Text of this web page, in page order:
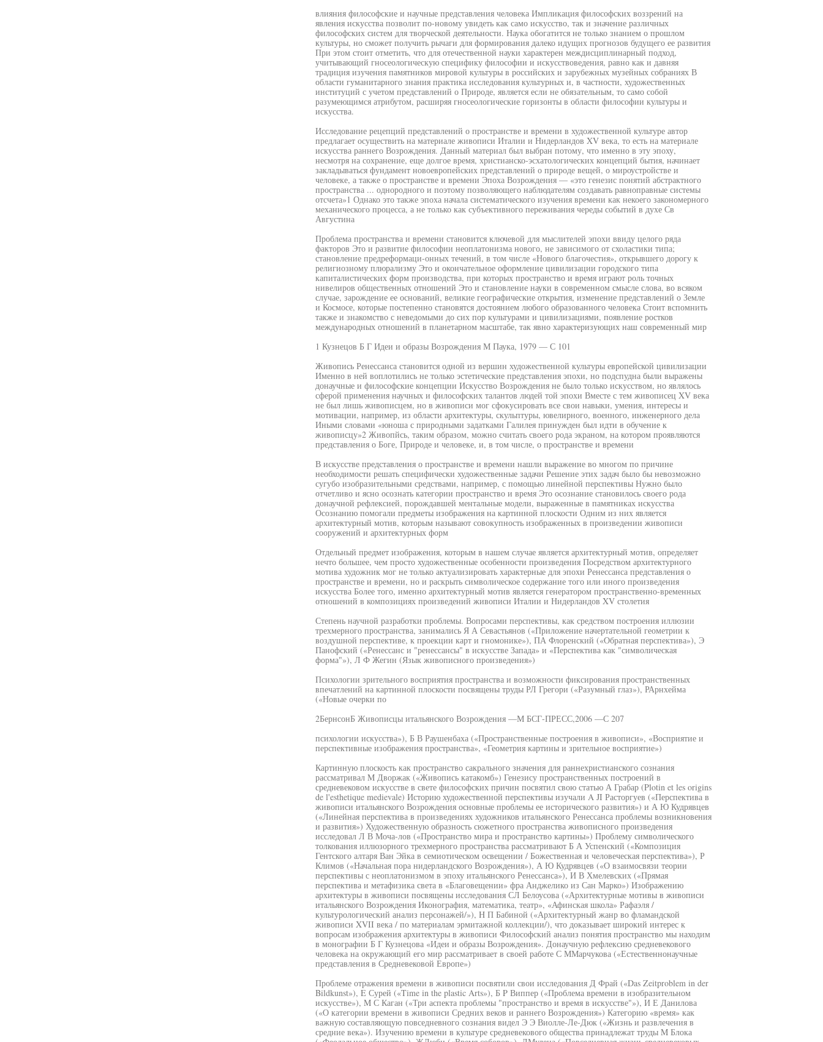
влияния философские и научные представления человека Импликация философских воззрений на
явления искусства позволит по-новому увидеть как само искусство, так и значение различных
философских систем для творческой деятельности. Наука обогатится не только знанием о прошлом
культуры, но сможет получить рычаги для формирования далеко идущих прогнозов будущего ее развития
При этом стоит отметить, что для отечественной науки характерен междисциплинарный подход,
учитывающий гносеологическую специфику философии и искусствоведения, равно как и давняя
традиция изучения памятников мировой культуры в российских и зарубежных музейных собраниях В
области гуманитарного знания практика исследования культурных и, в частности, художественных
институций с учетом представлений о Природе, является если не обязательным, то само собой
разумеющимся атрибутом, расширяя гносеологические горизонты в области философии культуры и
искусства.
Исследование рецепций представлений о пространстве и времени в художественной культуре автор
предлагает осуществить на материале живописи Италии и Нидерландов XV века, то есть на материале
искусства раннего Возрождения. Данный материал был выбран потому, что именно в эту эпоху,
несмотря на сохранение, еще долгое время, христианско-эсхатологических концепций бытия, начинает
закладываться фундамент новоевропейских представлений о природе вещей, о мироустройстве и
человеке, а также о пространстве и времени Эпоха Возрождения — «это генезис понятий абстрактного
пространства ... однородного и поэтому позволяющего наблюдателям создавать равноправные системы
отсчета»1 Однако это также эпоха начала систематического изучения времени как некоего закономерного
механического процесса, а не только как субъективного переживания череды событий в духе Св
Августина
Проблема пространства и времени становится ключевой для мыслителей эпохи ввиду целого ряда
факторов Это и развитие философии неоплатонизма нового, не зависимого от схоластики типа;
становление предреформаци-онных течений, в том числе «Нового благочестия», открывшего дорогу к
религиозному плюрализму Это и окончательное оформление цивилизации городского типа
капиталистических форм производства, при которых пространство и время играют роль точных
нивелиров общественных отношений Это и становление науки в современном смысле слова, во всяком
случае, зарождение ее оснований, великие географические открытия, изменение представлений о Земле
и Космосе, которые постепенно становятся достоянием любого образованного человека Стоит вспомнить
также и знакомство с неведомыми до сих пор культурами и цивилизациями, появление ростков
международных отношений в планетарном масштабе, так явно характеризующих наш современный мир
1 Кузнецов Б Г Идеи и образы Возрождения М Паука, 1979 — С 101
Живопись Ренессанса становится одной из вершин художественной культуры европейской цивилизации
Именно в ней воплотились не только эстетические представления эпохи, но подспудна были выражены
донаучные и философские концепции Искусство Возрождения не было только искусством, но являлось
сферой применения научных и философских талантов людей той эпохи Вместе с тем живописец XV века
не был лишь живописцем, но в живописи мог сфокусировать все свои навыки, умения, интересы и
мотивации, например, из области архитектуры, скульптуры, ювелирного, военного, инженерного дела
Иными словами «юноша с природными задатками Галилея принужден был идти в обучение к
живописцу»2 Живопйсь, таким образом, можно считать своего рода экраном, на котором проявляются
представления о Боге, Природе и человеке, и, в том числе, о пространстве и времени
В искусстве представления о пространстве и времени нашли выражение во многом по причине
необходимости решать специфически художественные задачи Решение этих задач было бы невозможно
сугубо изобразительными средствами, например, с помощью линейной перспективы Нужно было
отчетливо и ясно осознать категории пространство и время Это осознание становилось своего рода
донаучной рефлексией, порождавшей ментальные модели, выраженные в памятниках искусства
Осознанию помогали предметы изображения на картинной плоскости Одним из них является
архитектурный мотив, которым называют совокупность изображенных в произведении живописи
сооружений и архитектурных форм
Отдельный предмет изображения, которым в нашем случае является архитектурный мотив, определяет
нечто большее, чем просто художественные особенности произведения Посредством архитектурного
мотива художник мог не только актуализировать характерные для эпохи Ренессанса представления о
пространстве и времени, но и раскрыть символическое содержание того или иного произведения
искусства Более того, именно архитектурный мотив является генератором пространственно-временных
отношений в композициях произведений живописи Италии и Нидерландов XV столетия
Степень научной разработки проблемы. Вопросами перспективы, как средством построения иллюзии
трехмерного пространства, занимались Я А Севастьянов («Приложение начертательной геометрии к
воздушной перспективе, к проекции карт и гномонике»), ПА Флоренский («Обратная перспектива»), Э
Панофский («Ренессанс и "ренессансы" в искусстве Запада» и «Перспектива как "символическая
форма"»), Л Ф Жегин (Язык живописного произведения»)
Психологии зрительного восприятия пространства и возможности фиксирования пространственных
впечатлений на картинной плоскости посвящены труды РЛ Грегори («Разумный глаз»), РАрнхейма
(«Новые очерки по
2БернсонБ Живописцы итальянского Возрождения —М БСГ-ПРЕСС,2006 —С 207
психологии искусства»), Б В Раушенбаха («Пространственные построения в живописи», «Восприятие и
перспективные изображения пространства», «Геометрия картины и зрительное восприятие»)
Картинную плоскость как пространство сакрального значения для раннехристианского сознания
рассматривал M Дворжак («Живопись катакомб») Генезису пространственных построений в
средневековом искусстве в свете философских причин посвятил свою статью А Грабар (Plotin et les origins
de l'esthetique medievale) Историю художественной перспективы изучали A JI Расторгуев («Перспектива в
живописи итальянского Возрождения основные проблемы ее исторического развития») и А Ю Кудрявцев
(«Линейная перспектива в произведениях художников итальянского Ренессанса проблемы возникновения
и развития») Художественную образность сюжетного пространства живописного произведения
исследовал Л В Моча-лов («Пространство мира и пространство картины») Проблему символического
толкования иллюзорного трехмерного пространства рассматривают Б А Успенский («Композиция
Гентского алтаря Ван Эйка в семиотическом освещении / Божественная и человеческая перспектива»), Р
Климов («Начальная пора нидерландского Возрождения»), А Ю Кудрявцев («О взаимосвязи теории
перспективы с неоплатонизмом в эпоху итальянского Ренессанса»), И В Хмелевских («Прямая
перспектива и метафизика света в «Благовещении» фра Анджелико из Сан Марко») Изображению
архитектуры в живописи посвящены исследования СЛ Белоусова («Архитектурные мотивы в живописи
итальянского Возрождения Иконография, математика, театр», «Афинская школа» Рафаэля /
культурологический анализ персонажей/»), H П Бабиной («Архитектурный жанр во фламандской
живописи XVII века / по материалам эрмитажной коллекции/), что доказывает широкий интерес к
вопросам изображения архитектуры в живописи Философский анализ понятия пространство мы находим
в монографии Б Г Кузнецова «Идеи и образы Возрождения». Донаучную рефлексию средневекового
человека на окружающий его мир рассматривает в своей работе С ММарчукова («Естественнонаучные
представления в Средневековой Европе»)
Проблеме отражения времени в живописи посвятили свои исследования Д Фрай («Das Zeitproblem in der
Bildkunst»), E Сурей («Time in the plastic Arts»), Б P Виппер («Проблема времени в изобразительном
искусстве»), M С Каган («Три аспекта проблемы "пространство и время в искусстве"»), И Е Данилова
(«О категории времени в живописи Средних веков и раннего Возрождения») Категорию «время» как
важную составляющую повседневного сознания видел Э Э Виолле-Ле-Дюк («Жизнь и развлечения в
средние века»). Изучению времени в культуре средневекового общества принадлежат труды M Блока